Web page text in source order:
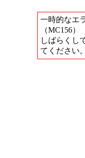
一時的なエ
（MC156）
しばらくし
てください。